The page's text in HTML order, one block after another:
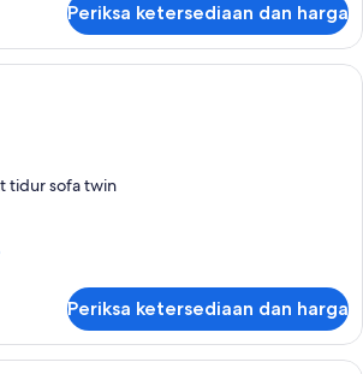
Periksa ketersediaan dan harga
tidur sofa twin
Periksa ketersediaan dan harga